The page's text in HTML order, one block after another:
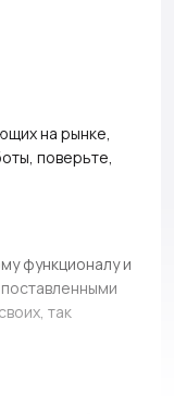
на рынке,
поверьте,
функционалу и
так